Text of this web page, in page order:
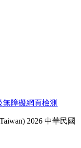
2026 中華民國